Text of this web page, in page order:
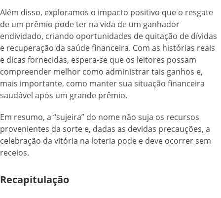
Além disso, exploramos o impacto positivo que o resgate
de um prêmio pode ter na vida de um ganhador
endividado, criando oportunidades de quitação de dívidas
e recuperação da saúde financeira. Com as histórias reais
e dicas fornecidas, espera-se que os leitores possam
compreender melhor como administrar tais ganhos e,
mais importante, como manter sua situação financeira
saudável após um grande prêmio.
Em resumo, a “sujeira” do nome não suja os recursos
provenientes da sorte e, dadas as devidas precauções, a
celebração da vitória na loteria pode e deve ocorrer sem
receios.
Recapitulação